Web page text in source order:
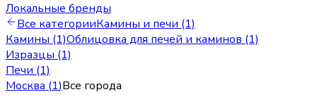
Локальные бренды
Все категорииКамины и печи (1)
Камины (1)Облицовка для печей и каминов (1)
Изразцы (1)
Печи (1)
Москва (1)Все города